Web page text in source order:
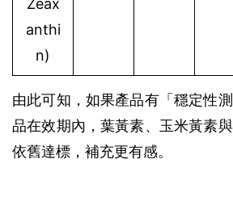
Zeax
anthi
n)
由此可知，如果產品有「穩定性
品在效期內，葉黃素、玉米黃素
依舊達標，補充更有感。